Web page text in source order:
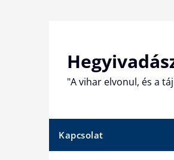
"A vihar elvonul, és a
Kapcsolat